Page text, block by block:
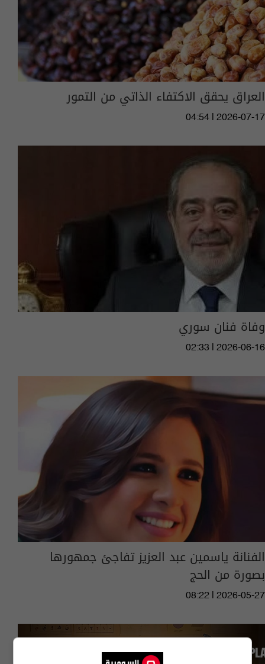
العراق يحقق الاكتفاء الذاتي من التمور
04:54 | 2026-07-17
وفاة فنان سوري
02:33 | 2026-06-16
الفنانة ياسمين عبد العزيز تفاجئ جمهورها
بصورة من الحج
08:22 | 2026-05-27